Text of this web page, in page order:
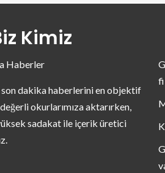
Kimiz
Haberler
son dakika haberlerini en objektif
okurlarımıza aktarırken,
sadakat ile içerik üretici